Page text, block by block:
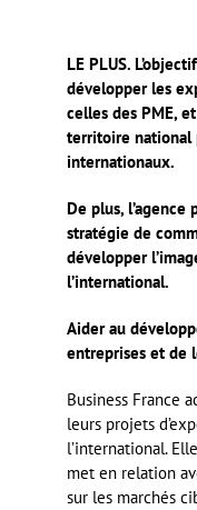
LE PLUS.
développer les
celles des PME,
territoire national
internationaux.
De plus,
stratégie de
développer
l’international.
Aider au
entreprises et de
Business France
leurs projets
l’international.
met en relation
sur les marchés